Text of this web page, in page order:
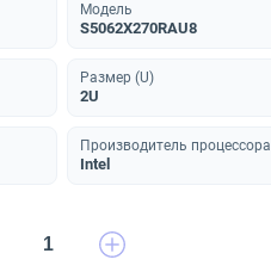
Модель
S5062X270RAU8
Размер (U)
2U
Производитель процессора
Intel